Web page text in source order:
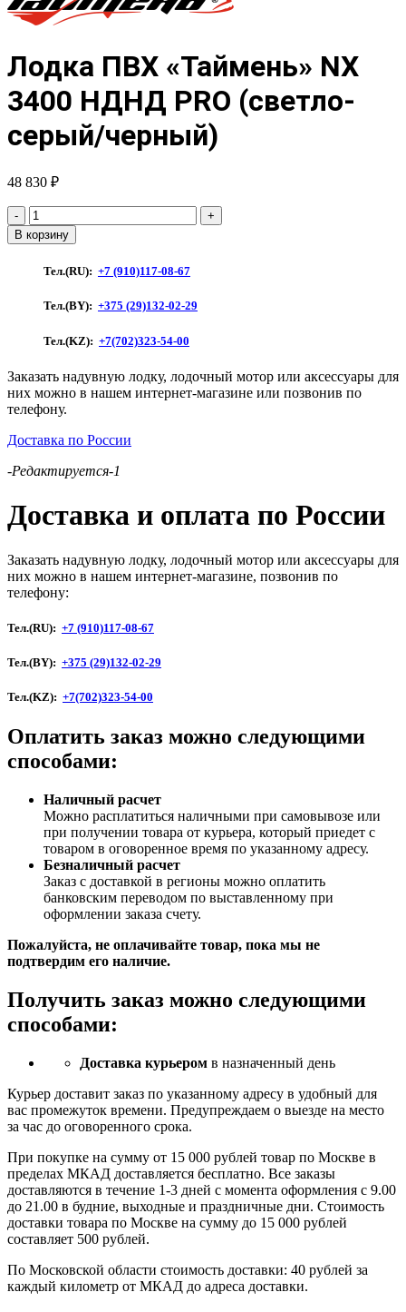
Лодка ПВХ «Таймень» NX
3400 НДНД PRO (светло-
серый/черный)
48 830 ₽
Количество
товара
Лодка
"Таймень"
3400
PRO
серый/
черный)
В корзину
Тел.(RU): +7 (910)117-08-67
Тел.(BY): +375 (29)132-02-29
Тел.(KZ): +7(702)323-54-00
Заказать надувную лодку, лодочный мотор или аксессуары для
них можно в нашем интернет-магазине или позвонив по
телефону.
Доставка по России
-Редактируется-1
Доставка и оплата по России
Заказать надувную лодку, лодочный мотор или аксессуары для
них можно в нашем интернет-магазине, позвонив по
телефону:
Тел.(RU): +7 (910)117-08-67
Тел.(BY): +375 (29)132-02-29
Тел.(KZ): +7(702)323-54-00
Оплатить заказ можно следующими
способами:
Наличный расчет
Можно расплатиться наличными при самовывозе или
при получении товара от курьера, который приедет с
товаром в оговоренное время по указанному адресу.
Безналичный расчет
Заказ c доставкой в регионы можно оплатить
банковским переводом по выставленному при
оформлении заказа счету.
Пожалуйста, не оплачивайте товар, пока мы не
подтвердим его наличие.
Получить заказ можно следующими
способами:
Доставка курьером в назначенный день
Курьер доставит заказ по указанному адресу в удобный для
вас промежуток времени. Предупреждаем о выезде на место
за час до оговоренного срока.
При покупке на сумму от 15 000 рублей товар по Москве в
пределах МКАД доставляется бесплатно. Все заказы
доставляются в течение 1-3 дней с момента оформления с 9.00
до 21.00 в будние, выходные и праздничные дни. Стоимость
доставки товара по Москве на сумму до 15 000 рублей
составляет 500 рублей.
По Московской области стоимость доставки: 40 рублей за
каждый километр от МКАД до адреса доставки.